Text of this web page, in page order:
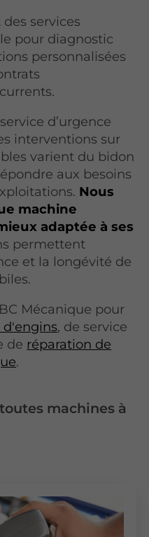
services
pour diagnostic
personnalisées
d’urgence
interventions sur
varient du bidon
aux besoins
Nous
machine
adaptée à ses
permettent
et la longévité de
Mécanique pour
d'engins, de service
de réparation de
.
machines à